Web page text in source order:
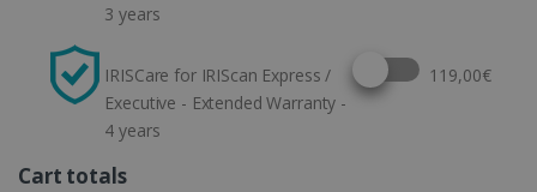
3 years
IRISCare for IRIScan Express /
Executive - Extended Warranty -
4 years
Select this option
119,00€
Cart totals